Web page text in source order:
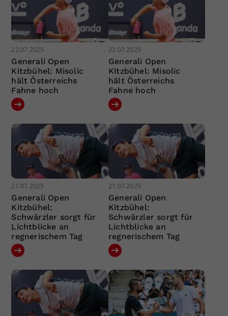
22.07.2025
Generali Open
Kitzbühel: Misolic
hält Österreichs
Fahne hoch
22.07.2025
Generali Open
Kitzbühel: Misolic
hält Österreichs
Fahne hoch
21.07.2025
Generali Open
Kitzbühel:
Schwärzler sorgt für
Lichtblicke an
regnerischem Tag
21.07.2025
Generali Open
Kitzbühel:
Schwärzler sorgt für
Lichtblicke an
regnerischem Tag